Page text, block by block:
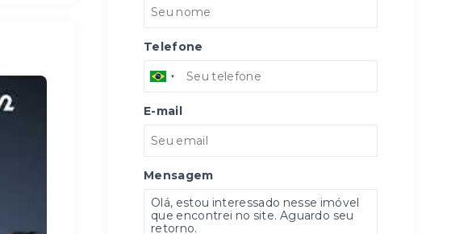
Telefone
E-mail
Mensagem